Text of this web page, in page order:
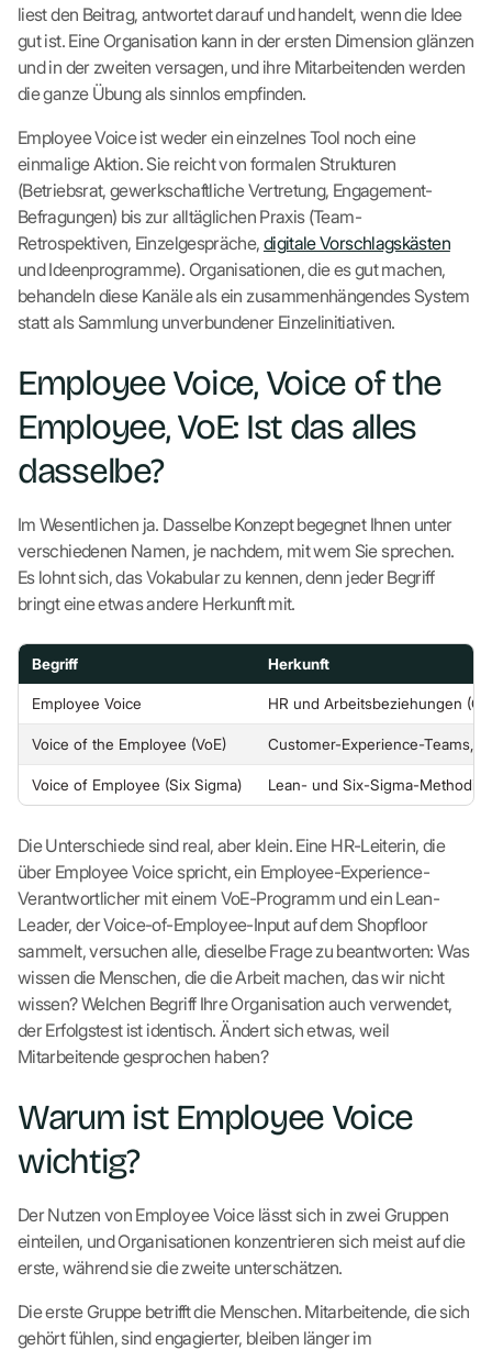
liest den Beitrag, antwortet darauf und handelt, wenn die Idee
gut ist. Eine Organisation kann in der ersten Dimension glänzen
und in der zweiten versagen, und ihre Mitarbeitenden werden
die ganze Übung als sinnlos empfinden.
Employee Voice ist weder ein einzelnes Tool noch eine
einmalige Aktion. Sie reicht von formalen Strukturen
(Betriebsrat, gewerkschaftliche Vertretung, Engagement-
Befragungen) bis zur alltäglichen Praxis (Team-
Retrospektiven, Einzelgespräche, digitale Vorschlagskästen
und Ideenprogramme). Organisationen, die es gut machen,
behandeln diese Kanäle als ein zusammenhängendes System
statt als Sammlung unverbundener Einzelinitiativen.
Employee Voice, Voice of the
Employee, VoE: Ist das alles
dasselbe?
Im Wesentlichen ja. Dasselbe Konzept begegnet Ihnen unter
verschiedenen Namen, je nachdem, mit wem Sie sprechen.
Es lohnt sich, das Vokabular zu kennen, denn jeder Begriff
bringt eine etwas andere Herkunft mit.
Begriff Herkunft
Employee Voice HR und Arbeitsbeziehungen
Voice of the Employee (VoE) Customer-Experience-Teams,
Voice of Employee (Six Sigma) Lean- und Six-Sigma-Methodik
Die Unterschiede sind real, aber klein. Eine HR-Leiterin, die
über Employee Voice spricht, ein Employee-Experience-
Verantwortlicher mit einem VoE-Programm und ein Lean-
Leader, der Voice-of-Employee-Input auf dem Shopfloor
sammelt, versuchen alle, dieselbe Frage zu beantworten: Was
wissen die Menschen, die die Arbeit machen, das wir nicht
wissen? Welchen Begriff Ihre Organisation auch verwendet,
der Erfolgstest ist identisch. Ändert sich etwas, weil
Mitarbeitende gesprochen haben?
Warum ist Employee Voice
wichtig?
Der Nutzen von Employee Voice lässt sich in zwei Gruppen
einteilen, und Organisationen konzentrieren sich meist auf die
erste, während sie die zweite unterschätzen.
Die erste Gruppe betrifft die Menschen. Mitarbeitende, die sich
gehört fühlen, sind engagierter, bleiben länger im